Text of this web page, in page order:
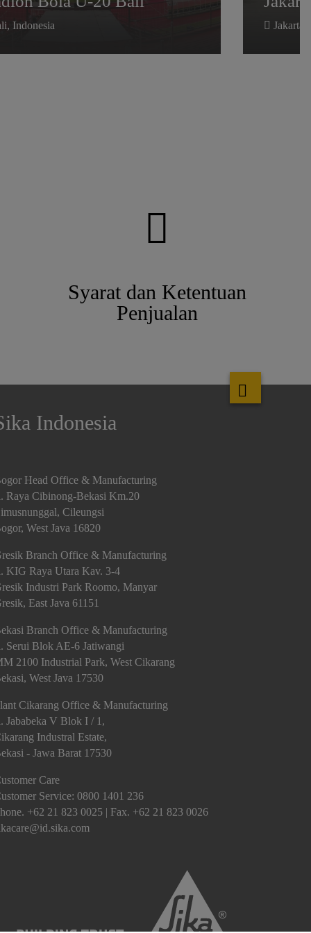
Indonesia Jakarta,
Syarat dan Ketentuan
Penjualan
Indonesia
Head Office & Manufacturing
Raya Cibinong-Bekasi Km.20
Cileungsi
West Java 16820
Branch Office & Manufacturing
KIG Raya Utara Kav. 3-4
Industri Park Roomo, Manyar
East Java 61151
Branch Office & Manufacturing
Serui Blok AE-6 Jatiwangi
2100 Industrial Park, West Cikarang
West Java 17530
Cikarang Office & Manufacturing
Jababeka V Blok I / 1,
Industral Estate,
- Jawa Barat 17530
Care
Service: 0800 1401 236
+62 21 823 0025 | Fax. +62 21 823 0026